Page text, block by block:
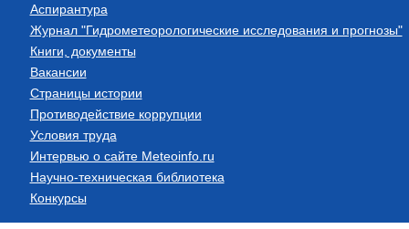
Аспирантура
Журнал "Гидрометеорологические исследования и прогнозы"
Книги, документы
Вакансии
Страницы истории
Противодействие коррупции
Условия труда
Интервью о сайте Meteoinfo.ru
Научно-техническая библиотека
Конкурсы